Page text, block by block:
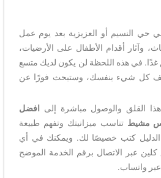
حي النسيم أو العزيزية بعد يوم عمل
وآثار أقدام الأطفال على الأرضيات،
في هذه اللحظة لن يكون لديك متسع
كل شيء بنفسك، وستبحث فورًا عن
القلق والوصول مباشرة إلى
افضل
مشيط تناسب ميزانيتك وتفهم طبيعة
كتب خصيصًا لك. ويمكنك في أي
عبر الاتصال برقم الخدمة الموضح
واتساب.